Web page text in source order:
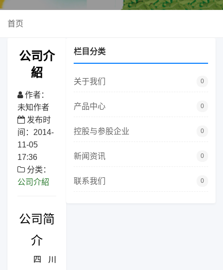
首页
公司介
紹
作者：
未知作者
发布时
间：2014-
11-05
17:36
分类：
公司介紹
公司简
介
四川
栏目分类
关于我们 0
产品中心 0
控股与参股企业 0
新闻资讯 0
联系我们 0